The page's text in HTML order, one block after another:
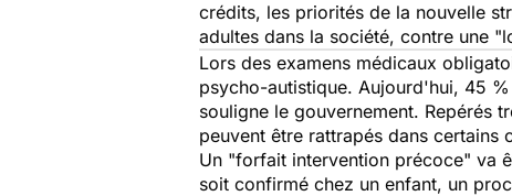
crédits, les priorités de la nouvelle
adultes dans la société, contre une
Lors des examens médicaux
psycho-autistique. Aujourd'hui, 45
souligne le gouvernement. Repérés
peuvent être rattrapés dans
Un "forfait intervention précoce" va
soit confirmé chez un enfant, un